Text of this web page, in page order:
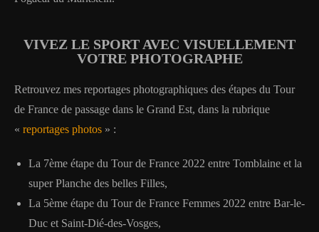
VIVEZ LE SPORT AVEC VISUELLEMENT
VOTRE PHOTOGRAPHE
Retrouvez mes reportages photographiques des étapes du Tour
de France de passage dans le Grand Est, dans la rubrique
« reportages photos » :
La 7ème étape du Tour de France 2022 entre Tomblaine et la
super Planche des belles Filles,
La 5ème étape du Tour de France Femmes 2022 entre Bar-le-
Duc et Saint-Dié-des-Vosges,